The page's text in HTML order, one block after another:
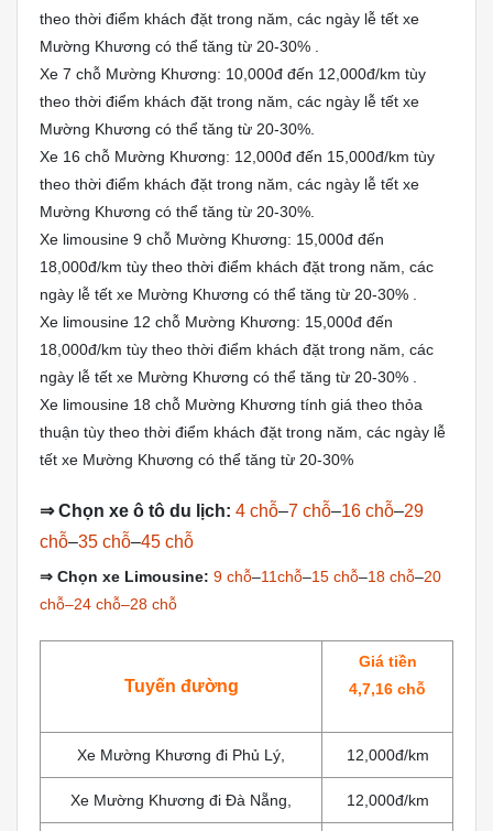
theo thời điểm khách đặt trong năm, các ngày lễ tết xe
Mường Khương có thể tăng từ 20-30% .
Xe 7 chỗ Mường Khương: 10,000đ đến 12,000đ/km tùy
theo thời điểm khách đặt trong năm, các ngày lễ tết xe
Mường Khương có thể tăng từ 20-30%.
Xe 16 chỗ Mường Khương: 12,000đ đến 15,000đ/km tùy
theo thời điểm khách đặt trong năm, các ngày lễ tết xe
Mường Khương có thể tăng từ 20-30%.
Xe limousine 9 chỗ Mường Khương: 15,000đ đến
18,000đ/km tùy theo thời điểm khách đặt trong năm, các
ngày lễ tết xe Mường Khương có thể tăng từ 20-30% .
Xe limousine 12 chỗ Mường Khương: 15,000đ đến
18,000đ/km tùy theo thời điểm khách đặt trong năm, các
ngày lễ tết xe Mường Khương có thể tăng từ 20-30% .
Xe limousine 18 chỗ Mường Khương tính giá theo thỏa
thuận tùy theo thời điểm khách đặt trong năm, các ngày lễ
tết xe Mường Khương có thể tăng từ 20-30%
⇒Chọn xe ô tô du lịch: 4 chỗ–7 chỗ–16 chỗ–29
chỗ–35 chỗ–45 chỗ
⇒ Chọn xe Limousine: 9 chỗ–11chỗ–15 chỗ–18 chỗ–20
chỗ–24 chỗ–28 chỗ
Tuyến đường
Giá tiền
4,7,16 chỗ
Xe Mường Khương đi Phủ Lý, 12,000đ/km
Xe Mường Khương đi Đà Nẵng, 12,000đ/km